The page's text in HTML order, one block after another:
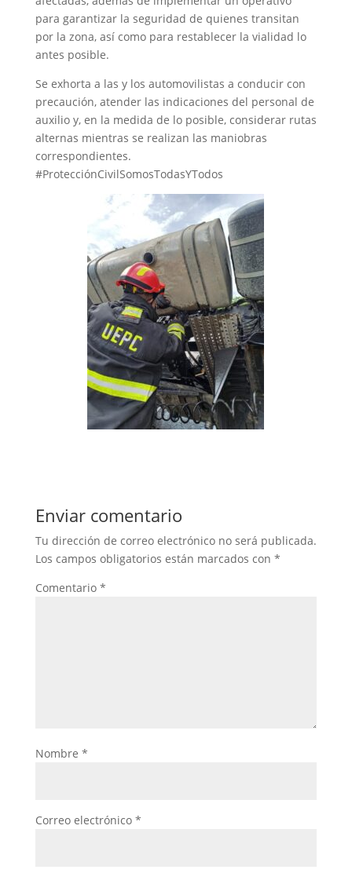
para garantizar la seguridad de quienes transitan
por la zona, así como para restablecer la vialidad lo
antes posible.
Se exhorta a las y los automovilistas a conducir con
precaución, atender las indicaciones del personal de
auxilio y, en la medida de lo posible, considerar rutas
alternas mientras se realizan las maniobras
correspondientes.
#ProtecciónCivilSomosTodasYTodos
Enviar comentario
Tu dirección de correo electrónico no será publicada.
Los campos obligatorios están marcados con *
Comentario *
Nombre *
Correo electrónico *